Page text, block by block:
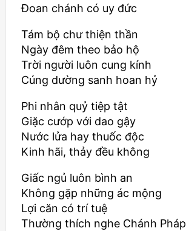
Đoan chánh có uy đức
Tám bộ chư thiện thần
Ngày đêm theo bảo hộ
Trời người luôn cung kính
Cúng dường sanh hoan hỷ
Phi nhân quỷ tiệp tật
Giặc cướp với dao gậy
Nước lửa hay thuốc độc
Kinh hãi, thảy đều không
Giấc ngủ luôn bình an
Không gặp những ác mộng
Lợi căn có trí tuệ
Thường thích nghe Chánh Pháp